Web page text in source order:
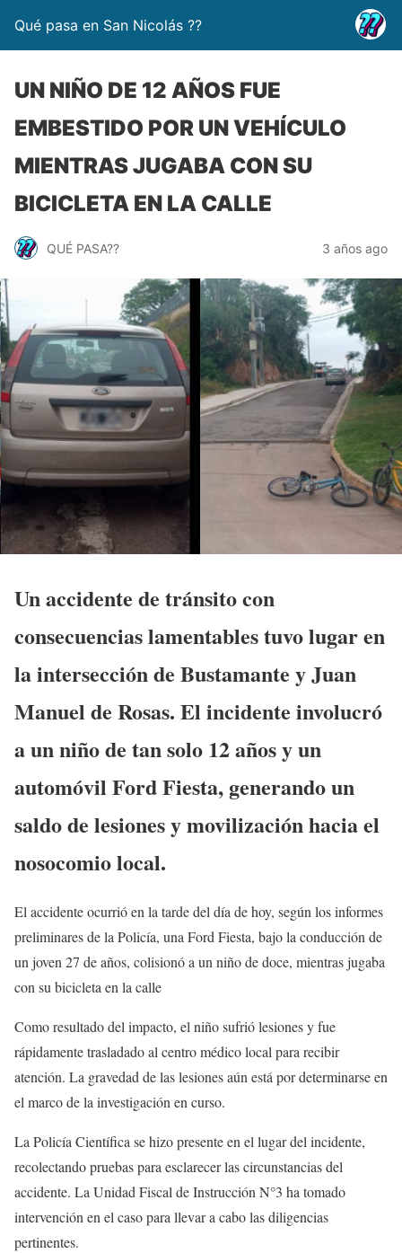
Qué pasa en San Nicolás ??
UN NIÑO DE 12 AÑOS FUE
EMBESTIDO POR UN VEHÍCULO
MIENTRAS JUGABA CON SU
BICICLETA EN LA CALLE
QUÉ PASA?? 3 años ago
Un accidente de tránsito con
consecuencias lamentables tuvo lugar en
la intersección de Bustamante y Juan
Manuel de Rosas. El incidente involucró
a un niño de tan solo 12 años y un
automóvil Ford Fiesta, generando un
saldo de lesiones y movilización hacia el
nosocomio local.
El accidente ocurrió en la tarde del día de hoy, según los informes
preliminares de la Policía, una Ford Fiesta, bajo la conducción de
un joven 27 de años, colisionó a un niño de doce, mientras jugaba
con su bicicleta en la calle
Como resultado del impacto, el niño sufrió lesiones y fue
rápidamente trasladado al centro médico local para recibir
atención. La gravedad de las lesiones aún está por determinarse en
el marco de la investigación en curso.
La Policía Científica se hizo presente en el lugar del incidente,
recolectando pruebas para esclarecer las circunstancias del
accidente. La Unidad Fiscal de Instrucción N°3 ha tomado
intervención en el caso para llevar a cabo las diligencias
pertinentes.